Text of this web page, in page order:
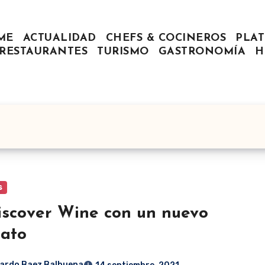
ACTUALIDAD CHEFS & COCINEROS
RESTAURANTES
TURISMO GASTRONOMÍA
Wine con un nuevo